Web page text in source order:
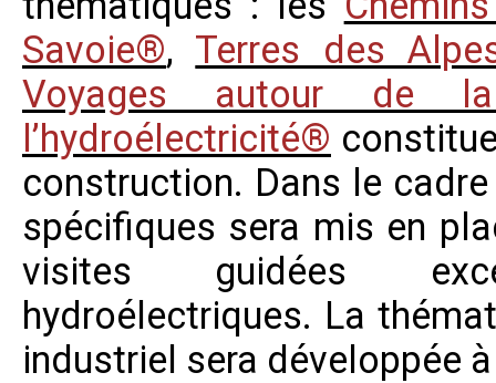
Savoie®, Terres des
Voyages autour de
l’hydroélectricité®
construction. Dans le cadre
spécifiques sera mis en
visites guidées
hydroélectriques. La
industriel sera développée